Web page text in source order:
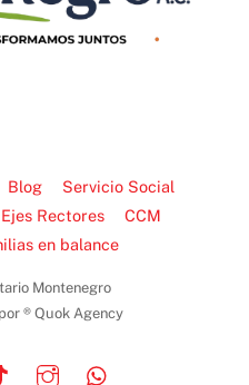
Blog
Servicio Social
Ejes Rectores
CCM
en balance
Montenegro
® Quok Agency
TikTok